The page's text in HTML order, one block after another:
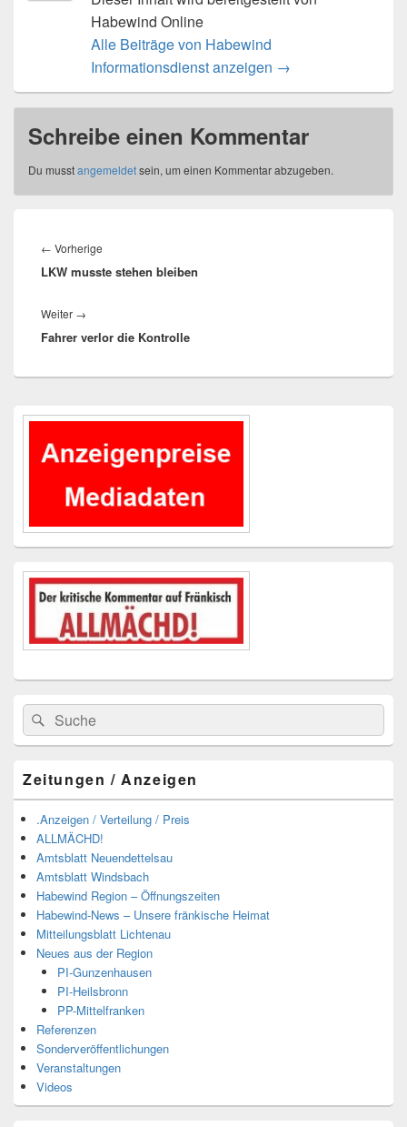
Habewind Online
Alle Beiträge von Habewind
Informationsdienst anzeigen →
Schreibe einen Kommentar
Du musstangemeldetsein, um einen Kommentar abzugeben.
← Vorherige
Beitrag:
LKW musste stehen bleiben
Weiter →
Beitrag:
Fahrer verlor die Kontrolle
Primärer
Widgetbereich
Suchen
nach:
Suchen
Zeitungen / Anzeigen
.Anzeigen / Verteilung / Preis
ALLMÄCHD!
Amtsblatt Neuendettelsau
Amtsblatt Windsbach
Habewind Region – Öffnungszeiten
Habewind-News – Unsere fränkische Heimat
Mitteilungsblatt Lichtenau
Neues aus der Region
PI-Gunzenhausen
PI-Heilsbronn
PP-Mittelfranken
Referenzen
Sonderveröffentlichungen
Veranstaltungen
Videos